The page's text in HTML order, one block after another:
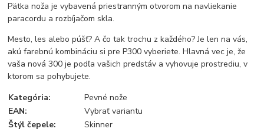
Pätka noža je vybavená priestranným otvorom na navliekanie
paracordu a rozbíjačom skla.
Mesto, les alebo púšť? A čo tak trochu z každého? Je len na vás,
akú farebnú kombináciu si pre P300 vyberiete. Hlavná vec je, že
vaša nová 300 je podľa vašich predstáv a vyhovuje prostrediu, v
ktorom sa pohybujete.
Kategória:
Pevné nože
EAN:
Vybrať variantu
Štýl čepele:
Skinner